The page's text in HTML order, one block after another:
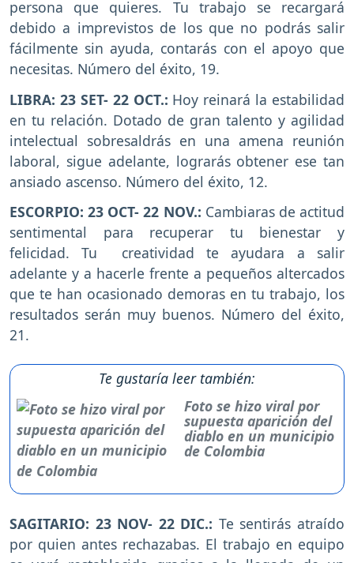
persona que quieres. Tu trabajo se recargará
debido a imprevistos de los que no podrás salir
fácilmente sin ayuda, contarás con el apoyo que
necesitas. Número del éxito, 19.
LIBRA: 23 SET- 22 OCT.: Hoy reinará la estabilidad
en tu relación. Dotado de gran talento y agilidad
intelectual sobresaldrás en una amena reunión
laboral, sigue adelante, lograrás obtener ese tan
ansiado ascenso. Número del éxito, 12.
ESCORPIO: 23 OCT- 22 NOV.: Cambiaras de actitud
sentimental para recuperar tu bienestar y
felicidad. Tu creatividad te ayudara a salir
adelante y a hacerle frente a pequeños altercados
que te han ocasionado demoras en tu trabajo, los
resultados serán muy buenos. Número del éxito,
21.
Te gustaría leer también:
Foto se hizo viral por
supuesta aparición del
diablo en un municipio
de Colombia
SAGITARIO: 23 NOV- 22 DIC.: Te sentirás atraído
por quien antes rechazabas. El trabajo en equipo